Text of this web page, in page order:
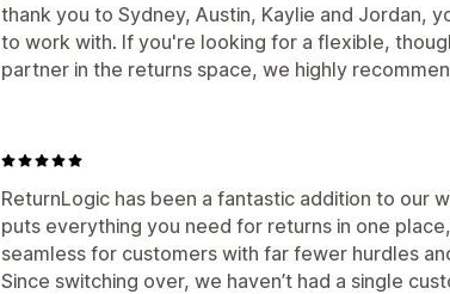
thank you to Sydney, Austin, Kaylie and Jordan,
to work with. If you're looking for a flexible,
partner in the returns space, we highly
ReturnLogic has been a fantastic addition to our
puts everything you need for returns in one
seamless for customers with far fewer hurdles
Since switching over, we haven’t had a single